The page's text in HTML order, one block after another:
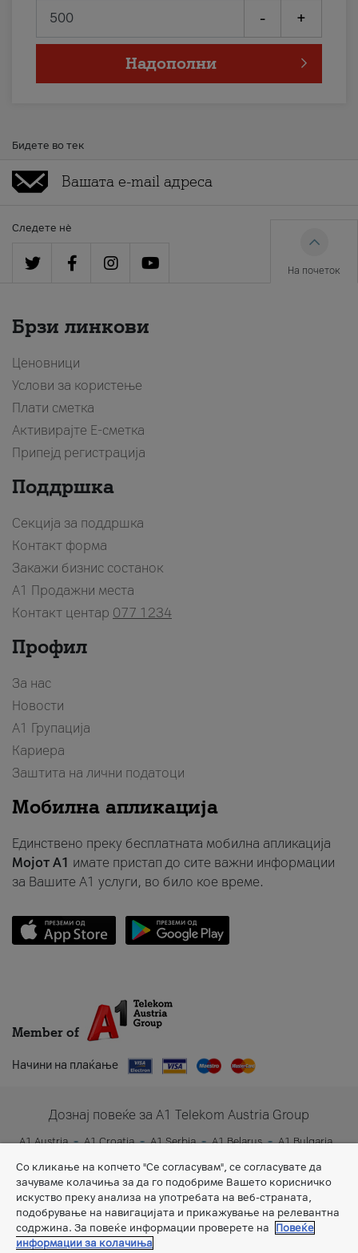
- +
Надополни
Бидете во тек
Следете нè
На почеток
Брзи линкови
Ценовници
Услови за користење
Плати сметка
Активирајте Е-сметка
Припејд регистрација
Поддршка
Секција за поддршка
Контакт форма
Закажи бизнис состанок
A1 Продажни места
Контакт центар 077 1234
Профил
За нас
Новости
А1 Групација
Кариера
Заштита на лични податоци
Мобилна апликација
Единствено преку бесплатната мобилна апликација
Мојот A1 имате пристап до сите важни информации
за Вашите A1 услуги, во било кое време.
Member of
Начини на плаќање
Дознај повеќе за A1 Telekom Austria Group
A1 Austria A1 Croatia A1 Serbia A1 Belarus
A1 Bulgaria
A1 Slovenia
A1 Digital
Со кликање на копчето "Се согласувам", се согласувате да
зачуваме колачиња за да го подобриме Вашето корисничко
искуство преку анализа на употребата на веб-страната,
подобрување на навигацијата и прикажување на релевантна
содржина. За повеќе информации проверете на
Повеќе
информации за колачиња